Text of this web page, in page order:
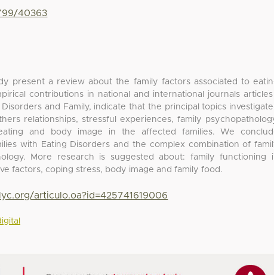
40363
present a review about the family factors associated to
contributions in national and international journals
and Family, indicate that the principal topics
relationships, stressful experiences, family
and body image in the affected families. We
with Eating Disorders and the complex combination of
More research is suggested about: family functioning
factors, coping stress, body image and family food.
articulo.oa?id=425741619006